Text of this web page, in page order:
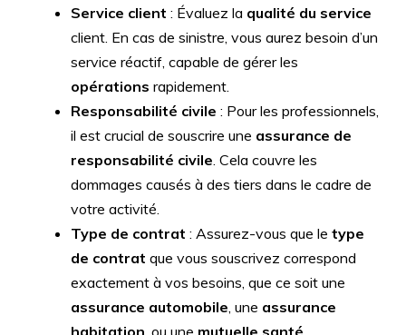
Service client : Évaluez la qualité du service
client. En cas de sinistre, vous aurez besoin d’un
service réactif, capable de gérer les
opérations rapidement.
Responsabilité civile : Pour les professionnels,
il est crucial de souscrire une assurance de
responsabilité civile. Cela couvre les
dommages causés à des tiers dans le cadre de
votre activité.
Type de contrat : Assurez-vous que le type
de contrat que vous souscrivez correspond
exactement à vos besoins, que ce soit une
assurance automobile, une assurance
habitation, ou une mutuelle santé.